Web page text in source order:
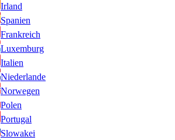
Irland
Spanien
Frankreich
Luxemburg
Italien
Niederlande
Norwegen
Polen
Portugal
Slowakei